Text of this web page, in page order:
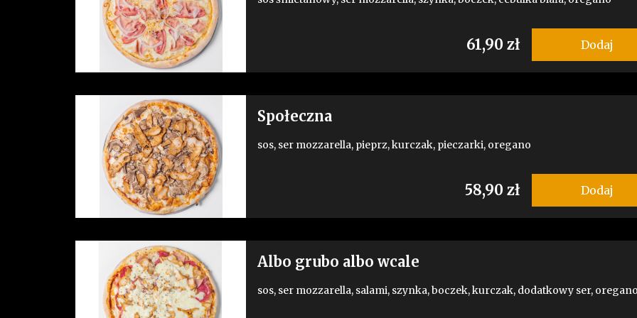
61,90 zł Dodaj
Społeczna
sos, ser mozzarella, pieprz, kurczak, pieczarki, oregano
58,90 zł Dodaj
Albo grubo albo wcale
sos, ser mozzarella, salami, szynka, boczek, kurczak, dodatkowy ser,